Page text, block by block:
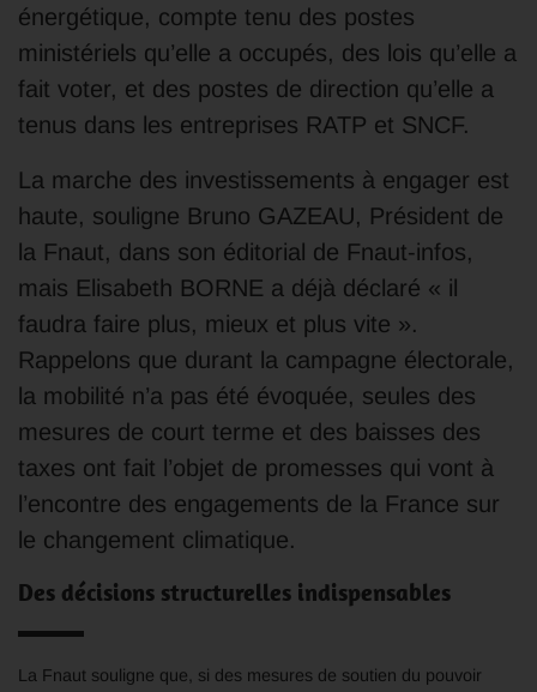
énergétique, compte tenu des postes
ministériels qu’elle a occupés, des lois qu’elle a
fait voter, et des postes de direction qu’elle a
tenus dans les entreprises RATP et SNCF.
La marche des investissements à engager est
haute, souligne Bruno GAZEAU, Président de
la Fnaut, dans son éditorial de Fnaut-infos,
mais Elisabeth BORNE a déjà déclaré « il
faudra faire plus, mieux et plus vite ».
Rappelons que durant la campagne électorale,
la mobilité n’a pas été évoquée, seules des
mesures de court terme et des baisses des
taxes ont fait l’objet de promesses qui vont à
l’encontre des engagements de la France sur
le changement climatique.
Des décisions structurelles indispensables
La Fnaut souligne que, si des mesures de soutien du pouvoir